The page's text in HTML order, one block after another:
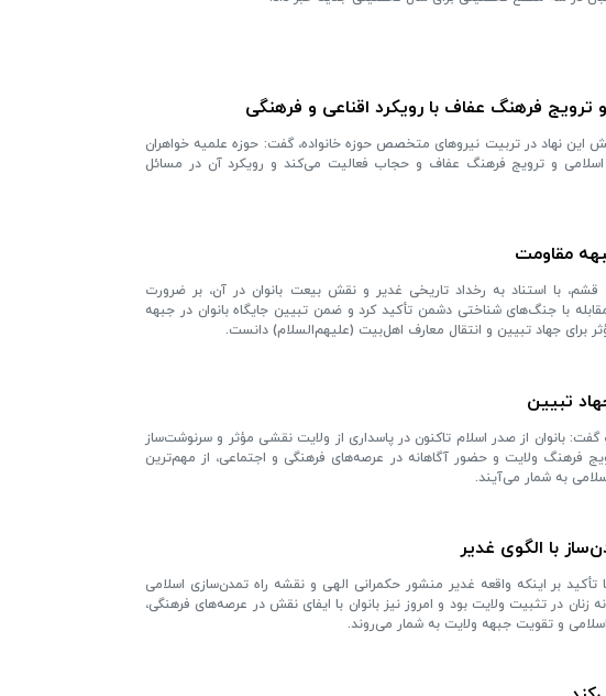
ترویج فرهنگ عفاف با رویکرد اقناعی و فرهنگی
این نهاد در تربیت نیروهای متخصص حوزه خانواده، گفت: حوزه علمیه خواهران
اسلامی و ترویج فرهنگ عفاف و حجاب فعالیت می‌کند و رویکرد آن در مسائل
مقاومت
قشم، با استناد به رخداد تاریخی غدیر و نقش بیعت بانوان در آن، بر ضرورت
با جنگ‌های شناختی دشمن تأکید کرد و ضمن تبیین جایگاه بانوان در جبهه
برای جهاد تبیین و انتقال معارف اهل‌بیت (علیهم‌السلام) دانست.
تبیین
بانوان از صدر اسلام تاکنون در پاسداری از ولایت نقشی مؤثر و سرنوشت‌ساز
فرهنگ ولایت و حضور آگاهانه در عرصه‌های فرهنگی و اجتماعی، از مهم‌ترین
به شمار می‌آیند.
با الگوی غدیر
بر اینکه واقعه غدیر منشور حکمرانی الهی و نقشه راه تمدن‌سازی اسلامی
در تثبیت ولایت بود و امروز نیز بانوان با ایفای نقش در عرصه‌های فرهنگی،
و تقویت جبهه ولایت به شمار می‌روند.